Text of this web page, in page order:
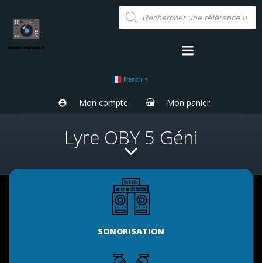
Aller
au
contenu
Recherche
de
produits
French ▼
Mon compte Mon panier
Lyre OBY 5 Géni
SONORISATION